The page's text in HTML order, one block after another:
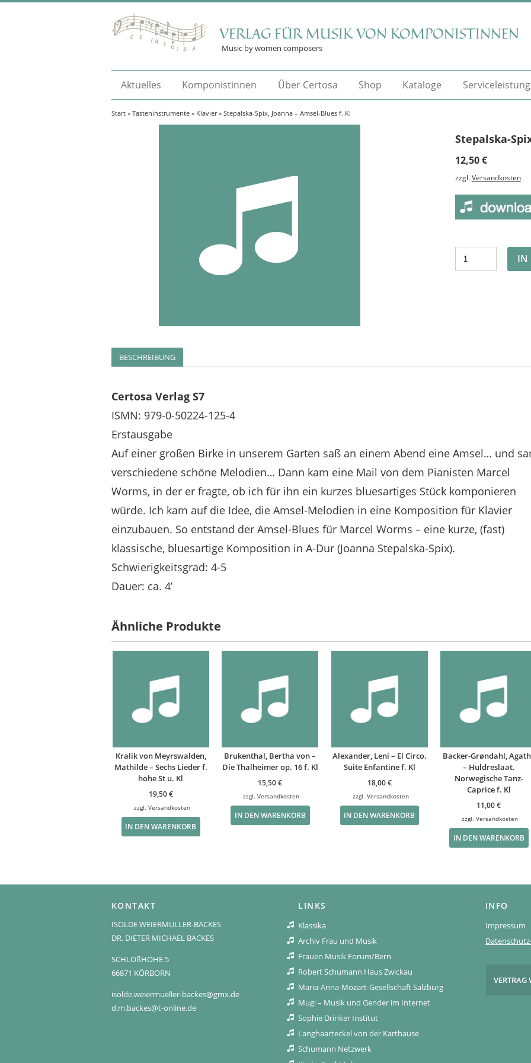
VERLAG FÜR MUSIK VON KOMPONISTINNEN
Music by women composers
Aktuelles Komponistinnen Über Certosa Shop Kataloge
Start » Tasteninstrumente » Klavier» Stepalska-Spix, Joanna – Amsel-Blues f. Kl
Stepalska-
12,50€
zzgl. Versandkosten
IN
BESCHREIBUNG
Certosa Verlag S7
ISMN: 979-0-50224-125-4
Erstausgabe
Auf einer großen Birke in unserem Garten saß an einem Abend eine Amsel… und
verschiedene schöne Melodien… Dann kam eine Mail von dem Pianisten Marcel
Worms, in der er fragte, ob ich für ihn ein kurzes bluesartiges Stück komponieren
würde. Ich kam auf die Idee, die Amsel-Melodien in eine Komposition für Klavier
einzubauen. So entstand der Amsel-Blues für Marcel Worms – eine kurze, (fast)
klassische, bluesartige Komposition in A-Dur (Joanna Stepalska-Spix).
Schwierigkeitsgrad: 4-5
Dauer: ca. 4’
Ähnliche Produkte
Kralik von Meyrswalden,
Mathilde – Sechs Lieder f.
hohe St u. Kl
19,50€
zzgl. Versandkosten
IN DEN WARENKORB
Brukenthal, Bertha von –
Die Thalheimer op. 16 f. Kl
15,50€
zzgl.Versandkosten
IN DEN WARENKORB
Alexander, Leni – El Circo.
Suite Enfantine f. Kl
18,00€
zzgl. Versandkosten
IN DEN WARENKORB
Backer-Grøndahl,
– Huldreslaat.
Norwegische Tanz-
Caprice f. Kl
11,00€
zzgl.Versandkosten
IN DEN WARENKORB
KONTAKT
ISOLDE WEIERMÜLLER-BACKES
DR. DIETER MICHAEL BACKES
SCHLOßHÖHE 5
66871 KÖRBORN
isolde.weiermueller-backes@gmx.de
d.m.backes@t-online.de
LINKS
Klassika
Archiv Frau und Musik
Frauen Musik Forum/Bern
Robert Schumann Haus Zwickau
Maria-Anna-Mozart-Gesellschaft Salzburg
Mugi – Musik und Gender im Internet
Sophie Drinker Institut
Langhaarteckel von der Karthause
Schumann Netzwerk
INFO
Impressum
VERTRAG